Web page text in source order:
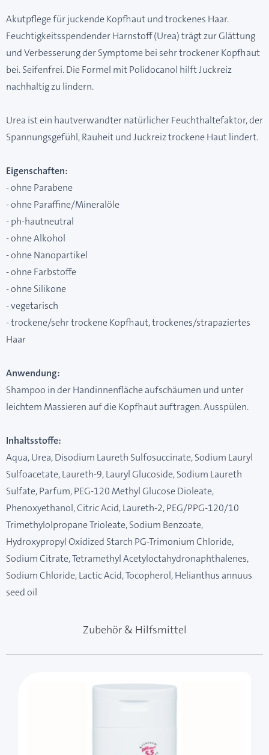
Akutpflege für juckende Kopfhaut und trockenes Haar.
Feuchtigkeitsspendender Harnstoff (Urea) trägt zur Glättung
und Verbesserung der Symptome bei sehr trockener Kopfhaut
bei. Seifenfrei. Die Formel mit Polidocanol hilft Juckreiz
nachhaltig zu lindern.
Urea ist ein hautverwandter natürlicher Feuchthaltefaktor, der
Spannungsgefühl, Rauheit und Juckreiz trockene Haut lindert.
Eigenschaften:
- ohne Parabene
- ohne Paraffine/Mineralöle
- ph-hautneutral
- ohne Alkohol
- ohne Nanopartikel
- ohne Farbstoffe
- ohne Silikone
- vegetarisch
- trockene/sehr trockene Kopfhaut, trockenes/strapaziertes
Haar
Anwendung:
Shampoo in der Handinnenfläche aufschäumen und unter
leichtem Massieren auf die Kopfhaut auftragen. Ausspülen.
Inhaltsstoffe:
Aqua, Urea, Disodium Laureth Sulfosuccinate, Sodium Lauryl
Sulfoacetate, Laureth-9, Lauryl Glucoside, Sodium Laureth
Sulfate, Parfum, PEG-120 Methyl Glucose Dioleate,
Phenoxyethanol, Citric Acid, Laureth-2, PEG/PPG-120/10
Trimethylolpropane Trioleate, Sodium Benzoate,
Hydroxypropyl Oxidized Starch PG-Trimonium Chloride,
Sodium Citrate, Tetramethyl Acetyloctahydronaphthalenes,
Sodium Chloride, Lactic Acid, Tocopherol, Helianthus annuus
seed oil
Zubehör & Hilfsmittel